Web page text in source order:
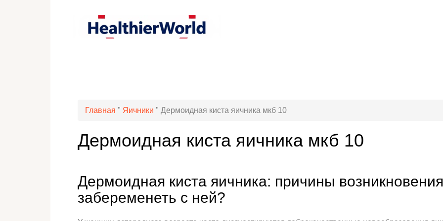
Главная " Яичники " Дермоидная киста яичника мкб 10
Дермоидная киста яичника мкб 10
Дермоидная киста яичника: причины
забеременеть с ней?